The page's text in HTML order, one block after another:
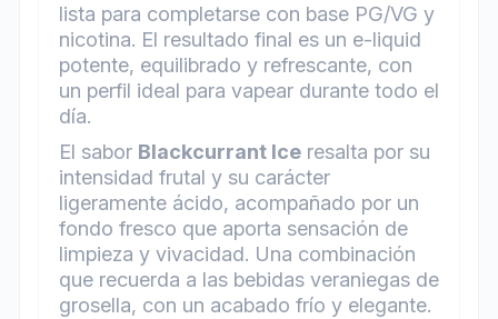
lista para completarse con base PG/VG y
nicotina. El resultado final es un e-liquid
potente, equilibrado y refrescante, con
un perfil ideal para vapear durante todo el
día.
El sabor Blackcurrant Ice resalta por su
intensidad frutal y su carácter
ligeramente ácido, acompañado por un
fondo fresco que aporta sensación de
limpieza y vivacidad. Una combinación
que recuerda a las bebidas veraniegas de
grosella, con un acabado frío y elegante.